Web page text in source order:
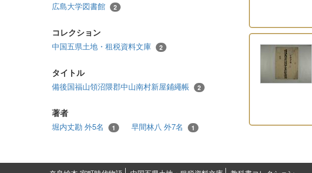
広島大学図書館 2
コレクション
中国五県土地・租税資料文庫 2
タイトル
備後国福山領沼隈郡中山南村新屋鋪繩帳 2
著者
堀内丈勘 外5名 1 早間林八 外7名 1